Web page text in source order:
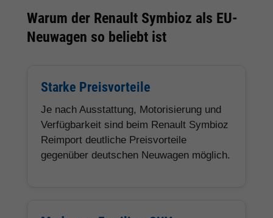
Warum der Renault Symbioz als EU-
Neuwagen so beliebt ist
Starke Preisvorteile
Je nach Ausstattung, Motorisierung und
Verfügbarkeit sind beim Renault Symbioz
Reimport deutliche Preisvorteile
gegenüber deutschen Neuwagen möglich.